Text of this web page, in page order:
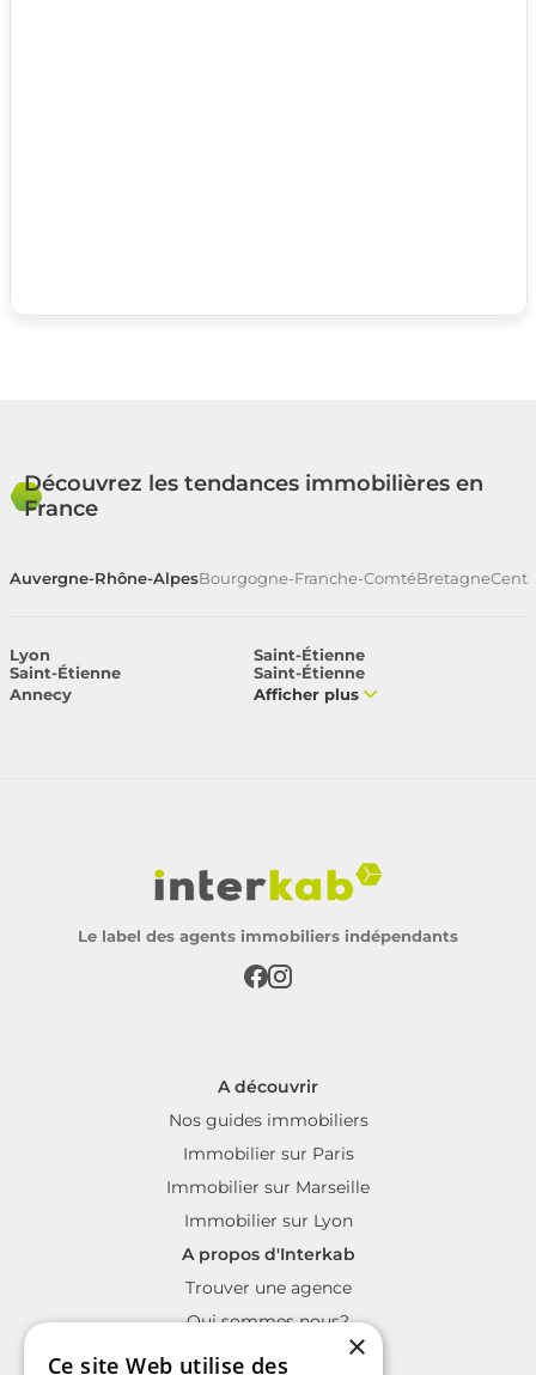
Découvrez les tendances immobilières en
France
Auvergne-Rhône-AlpesBourgogne-Franche-ComtéBretagne
Lyon
Saint-Étienne
Saint-Étienne
Saint-Étienne
Annecy
Afficher plus
Le label des agents immobiliers indépendants
A découvrir
Nos guides immobiliers
Immobilier sur Paris
Immobilier sur Marseille
Immobilier sur Lyon
A propos d'Interkab
Trouver une agence
Qui sommes nous?
La charte Interkab
×
Ce site Web utilise des